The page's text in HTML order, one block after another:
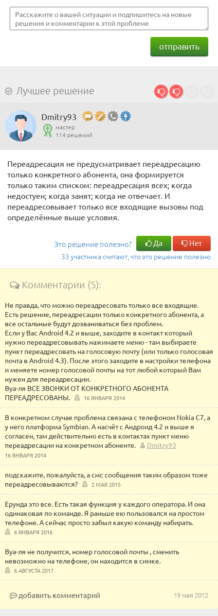
отправить
Лучшее решение
Dmitry93
мастер
114 решений
Переадресация не предусматривает переадресацию
только конкретного абонента, она формируется
только таким списком: переадресация всех; когда
недостуен; когда занят; когда не отвечает. И
переадресовывает только все входящие вызовы под
определённые выше условия.
Это решение полезно? Да Нет
33 участника считают, что это решение полезно
Комментарии (5):
Не правда, что можно переадресовать только все входящие.
Есть решение, переадресации только конкретного абонента, а
все остальные будут дозваниваться без проблем.
Если у Вас Android 4.2 и выше, заходите в контакт который
нужно переадресовывать нажимаете меню - там выбираете
пункт переадресовать на голосовую почту (или только голосовая
почта в Android 4.3). После этого заходите в настройки телефона
и меняете номер голосовой почты на тот любой который Вам
нужен для переадресации.
Вуа-ля ВСЕ ЗВОНКИ ОТ КОНКРЕТНОГО АБОНЕНТА
ПЕРЕАДРЕСОВАНЫ.
16 ЯНВАРЯ 2014
В конкретном случае проблема связана с телефоном Nokia C7, а
у него платформа Symbian. А насчёт с Андроид 4.2 и выше я
согласен, там действительно есть в контактах пункт меню
переадресации на конкретном абоненте.
Dmitry93
16 ЯНВАРЯ 2014
подскажите, пожалуйста, а смс сообщения таким образом тоже
переадресовываются?
2 МАЯ 2015
Ерунда это все. Есть такая функция у каждого оператора. И она
одинаковая по команде. Я раньше ею пользовался на простом
телефоне. А сейчас просто забыл какую команду набирать.
6 ЯНВАРЯ 2016
Вуа-ля не получится, номер голосовой почты , сменить
невозможно на телефоне, он находится в симке.
6 АВГУСТА 2017
19 мая 2012
добавить комментарий